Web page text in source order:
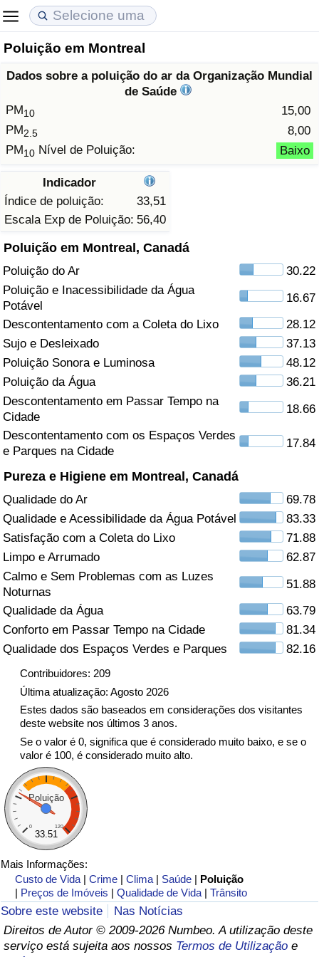
Poluição em Montreal
Dados sobre a poluição do ar da Organização Mundial
de Saúde
PM10
15,00
PM2.5
8,00
PM10 Nível de Poluição: Baixo
Indicador
Índice de poluição:
33,51
Escala Exp de Poluição: 56,40
Poluição em Montreal, Canadá
Poluição do Ar
30.22
Poluição e Inacessibilidade da Água
Potável
16.67
Descontentamento com a Coleta do Lixo
28.12
Sujo e Desleixado
37.13
Poluição Sonora e Luminosa
48.12
Poluição da Água
36.21
Descontentamento em Passar Tempo na
Cidade
18.66
Descontentamento com os Espaços Verdes
e Parques na Cidade
17.84
Pureza e Higiene em Montreal, Canadá
Qualidade do Ar
69.78
Qualidade e Acessibilidade da Água Potável
83.33
Satisfação com a Coleta do Lixo
71.88
Limpo e Arrumado
62.87
Calmo e Sem Problemas com as Luzes
Noturnas
51.88
Qualidade da Água
63.79
Conforto em Passar Tempo na Cidade
81.34
Qualidade dos Espaços Verdes e Parques
82.16
Contribuidores: 209
Última atualização: Agosto 2026
Estes dados são baseados em considerações dos visitantes
deste website nos últimos 3 anos.
Se o valor é 0, significa que é considerado muito baixo, e se o
valor é 100, é considerado muito alto.
Poluição
0 120
33.51
Mais Informações:
Custo de Vida |Crime |Clima | Saúde | Poluição
| Preços de Imóveis |Qualidade de Vida |Trânsito
Sobre este website
Nas Notícias
Direitos de Autor © 2009-2026 Numbeo. A utilização deste
serviço está sujeita aos nossos Termos de Utilização e
Custo de Vida
Indicador de Custo de Vida (Atual)
Indicador de Custo de Vida
em Aqaba
Preços de Imóveis
Indicador de Preços de Imóveis (Atual)
Indicador de Preços de Imóveis
Qualidade de Vida
Indicador de Qualidade de Vida
Indicador de Qualidade de Vida (Atual)
Crime
Taxa do Indicador de Crime (Atual)
Indicador de Crime
Índice de criminalidade por país
Saúde
Indicador de Saúde (Atual)
Indicador de Saúde
Indicador de Saúde por País
Indicador de Poluição (Atual)
Índice de poluição
Indicador de Poluição por País
Trânsito
Indicador de Trânsito
Indicador de Trânsito (Atual)
Indicador de Trânsito por País